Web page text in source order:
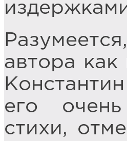
автора
его очень
стихи,